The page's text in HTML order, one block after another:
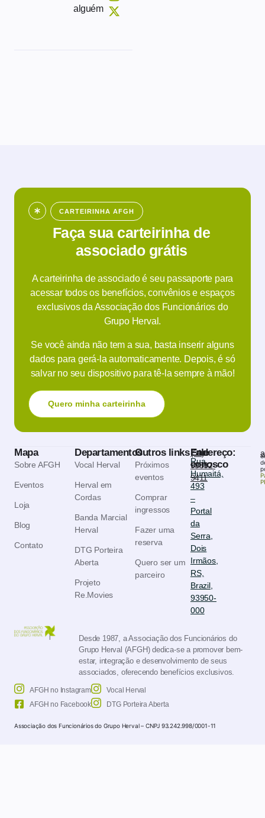
alguém
CARTEIRINHA AFGH
Faça sua carteirinha de
associado grátis
A carteirinha de associado é seu passaporte para
acessar todos os benefícios, convênios e espaços
exclusivos da Associação dos Funcionários do
Grupo Herval.
Se você ainda não tem a sua, basta inserir alguns
dados para gerá-la automaticamente. Depois, é só
salvar no seu dispositivo para tê-la sempre à mão!
Quero minha carteirinha
Desde 1987, a Associação dos Funcionários do
Grupo Herval (AFGH) dedica-se a promover bem-
estar, integração e desenvolvimento de seus
associados, oferecendo benefícios exclusivos.
AFGH no Instagram
AFGH no Facebook
Vocal Herval
DTG Porteira Aberta
Associação dos Funcionários do Grupo Herval – CNPJ 93.242.998/0001-11
Mapa
Sobre AFGH
Eventos
Loja
Blog
Contato
Departamentos
Vocal Herval
Herval em
Cordas
Banda Marcial
Herval
DTG Porteira
Aberta
Projeto
Re.Movies
Outros links
Próximos
eventos
Comprar
ingressos
Fazer uma
reserva
Quero ser um
parceiro
Endereço:
Rua
Humaitá,
493
–
Portal
da
Serra,
Dois
Irmãos,
RS,
Brazil,
93950-
000
Fale
conosco
(51)
99882-
9411